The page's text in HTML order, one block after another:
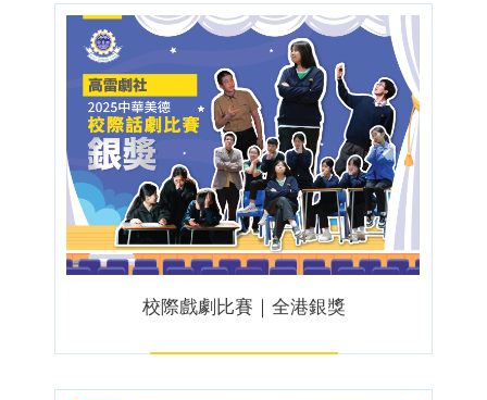
校際戲劇比賽｜全港銀獎